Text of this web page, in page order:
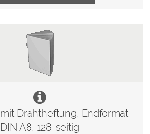
Drahtheftung, Endformat
DIN A8, 128-seitig